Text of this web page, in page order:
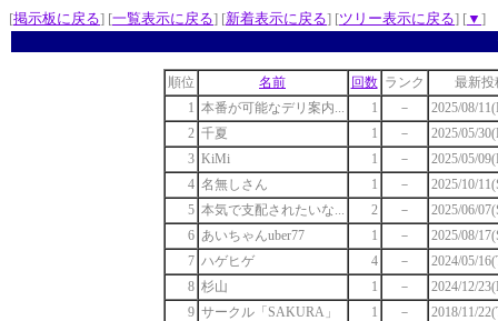
[掲示板に戻る] [一覧表示に戻る] [新着表示に戻る] [ツリー表示に戻る] [▼ ]
順位 名前 回数 ランク
最新投
1 本番が可能なデリ案内... 1 －
2025/08/
2 千夏 1 －
2025/05/
3 KiMi 1 －
2025/05/
4 名無しさん 1 －
2025/10/
5 本気で支配されたいな... 2 －
2025/06/
6 あいちゃんuber77 1 －
2025/08/
7 ハゲヒゲ 4 －
2024/05/
8 杉山 1 －
2024/12/
9 サークル「SAKURA」 1 －
2018/11/